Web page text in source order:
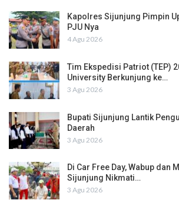
Kapolres Sijunjung Pimpin
PJU Nya
4 Agu 2026
Tim Ekspedisi Patriot (TEP)
University Berkunjung ke…
3 Agu 2026
Bupati Sijunjung Lantik
Daerah
3 Agu 2026
Di Car Free Day, Wabup dan
Sijunjung Nikmati…
3 Agu 2026